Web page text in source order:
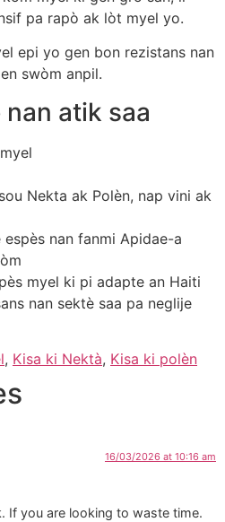
pa rapò ak lòt myel yo.
epi yo gen bon rezistans nan
swòm anpil.
atik saa
Nekta ak Polèn, nap vini ak
nan fanmi Apidae-a
myel ki pi adapte an Haiti
nan sektè saa pa neglije
, Kisa ki Nektà, Kisa ki polèn
16/03/2026 at 10:16 am
If you are looking to waste time.